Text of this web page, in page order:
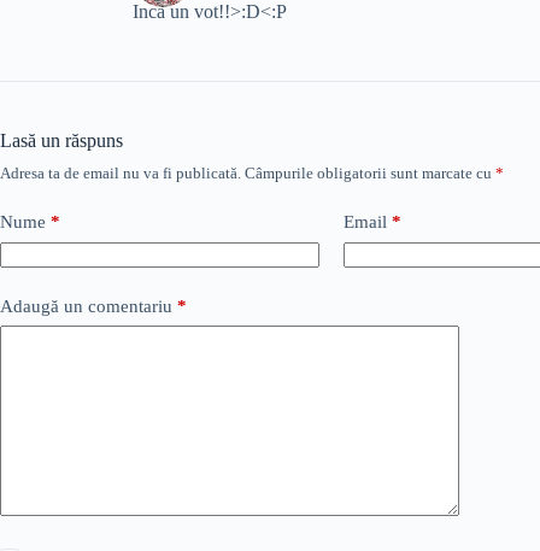
Inca un vot!!>:D<:P
Lasă un răspuns
Adresa ta de email nu va fi publicată. Câmpurile obligatorii sunt marcate cu *
Nume * Email *
Adaugă un comentariu *